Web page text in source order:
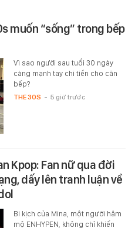
muốn “sống” trong bếp
Vì sao người sau tuổi 30 ngày
càng mạnh tay chi tiền cho căn
bếp?
THE 30S - 5 giờ trước
Kpop: Fan nữ qua đời
dấy lên tranh luận về
Bi kịch của Mina, một người hâm
mộ ENHYPEN, không chỉ khiến